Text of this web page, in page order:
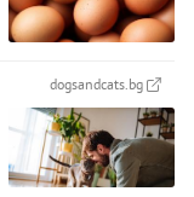
dogsandcats.bg